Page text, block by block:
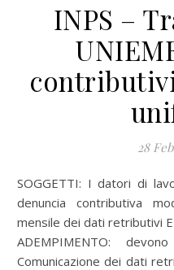
INPS –
28
SOGGETTI: I datori di lavoro già tenuti a presentare la
denuncia contributiva
mensile dei dati retributivi
ADEMPIMENTO:
Comunicazione dei dati